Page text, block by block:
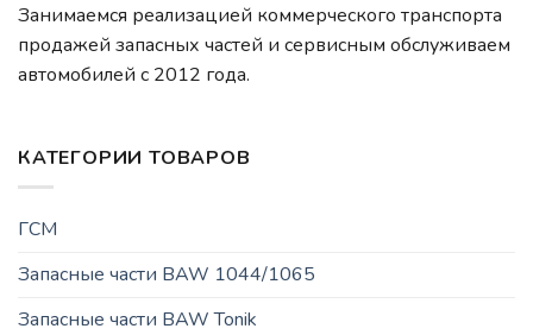
Занимаемся реализацией коммерческого транспорта
продажей запасных частей и сервисным обслуживаем
автомобилей c 2012 года.
КАТЕГОРИИ ТОВАРОВ
ГСМ
Запасные части BAW 1044/1065
Запасные части BAW Tonik